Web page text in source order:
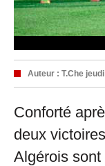
Auteur : T.Che
Conforté
deux
Algérois sont